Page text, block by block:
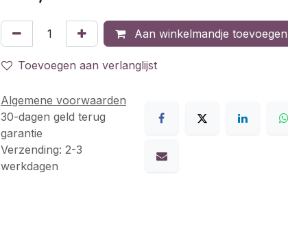
Aan winkelmandje toevoegen
Toevoegen aan verlanglijst
Algemene voorwaarden
30-dagen geld terug
garantie
Verzending: 2-3
werkdagen